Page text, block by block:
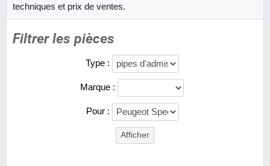
techniques et prix de ventes.
Filtrer les pièces
Type :
Marque :
Pour :